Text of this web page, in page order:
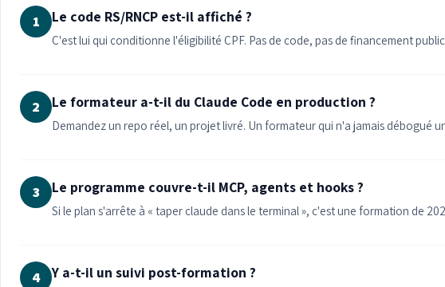
1 Le code RS/RNCP est-il affiché ?
C'est lui qui conditionne l'éligibilité CPF. Pas de code, pas de financement
2 Le formateur a-t-il du Claude Code en production ?
Demandez un repo réel, un projet livré. Un formateur qui n'a jamais débogué
3 Le programme couvre-t-il MCP, agents et hooks ?
Si le plan s'arrête à « taper claude dans le terminal », c'est une formation de
4 Y a-t-il un suivi post-formation ?